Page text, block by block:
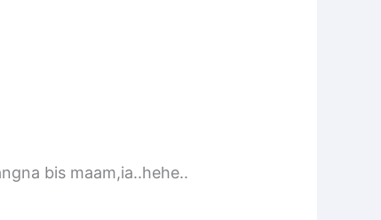
bis maam,ia..hehe..